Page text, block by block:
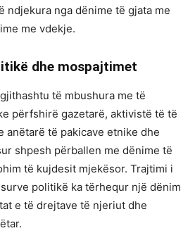
ndjekura nga dënime të gjata me
me vdekje.
dhe mospajtimet
të mbushura me të
përfshirë gazetarë, aktivistë të të
anëtarë të pakicave etnike dhe
shpesh përballen me dënime të
të kujdesit mjekësor. Trajtimi i
politikë ka tërhequr një dënim
e të drejtave të njeriut dhe